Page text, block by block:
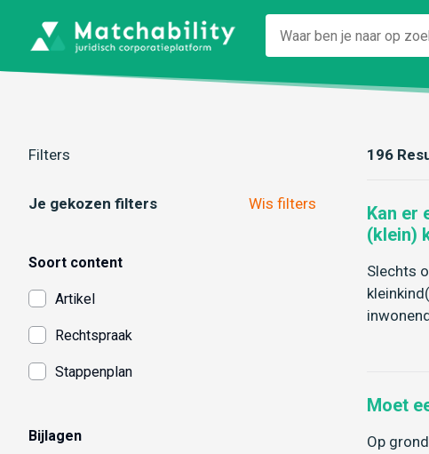
Filters
Je gekozen filters Wis filters
Soort content
Artikel
Rechtspraak
Stappenplan
Bijlagen
196
Kan er
(klein)
Slechts
Moet
Op